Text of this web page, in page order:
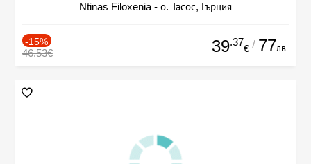
Ntinas Filoxenia - о. Тасос, Гърция
-15%
46.53€ 39.37
€ / 77лв.